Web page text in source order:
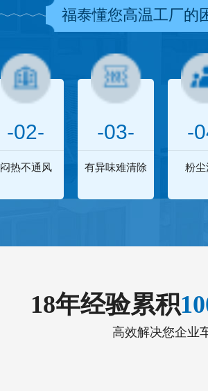
福泰懂您高温工厂的
-02-
闷热不通风
-03-
有异味难清除
-
粉尘
18年经验累积
高效解决您企业